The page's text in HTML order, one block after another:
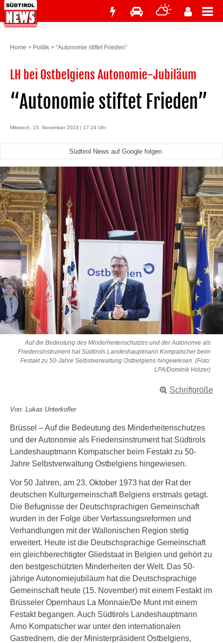
Home > Politik > “Autonomie stiftet Frieden”
LH bei Ostbelgiens Autonomie-Jubiläum ­
“Autonomie stiftet Frieden”
Mittwoch, 15. November 2023 | 17:24 Uhr
Südtirol News auf Google folgen
Auf die Bedeutung des Minderheitenschutzes und der Autonomie als
Friedensinstrument hat Südtirols Landeshauptmann Kompatscher beim
Festakt zu 50-Jahre Selbstverwaltung Ostbelgiens hingewiesen. (Foto:
LPA/Dominik Holzer)
Schriftgröße
Von: Lukas Unterkofler
Brüssel – Auf die Bedeutung des Minderheitenschutzes
und der Autonomie als Friedensinstrument hat Südtirols
Landeshauptmann Kompatscher beim Festakt zu 50-
Jahre Selbstverwaltung Ostbelgiens hingewiesen.
Vor 50 Jahren, am 23. Oktober 1973 hat der Rat der
deutschen Kulturgemeinschaft Belgiens erstmals getagt.
Die Befugnisse der Deutschsprachigen Gemeinschaft
wurden in der Folge über Verfassungsreformen und
Verhandlungen mit der Wallonischen Region stetig
erweitert. Heute ist die Deutschsprachige Gemeinschaft
ein gleichberechtigter Gliedstaat in Belgien und gehört zu
den bestgeschützten Minderheiten der Welt. Das 50-
jährige Autonomiejubiläum hat die Deutschsprachige
Gemeinschaft heute (15. November) mit einem Festakt im
Brüsseler Opernhaus La Monnaie/De Munt mit einem
Festakt begangen. Auch Südtirols Landeshauptmann
Arno Kompatscher war unter den internationalen
Gastrednern, die der Ministerpräsident Ostbelgiens,